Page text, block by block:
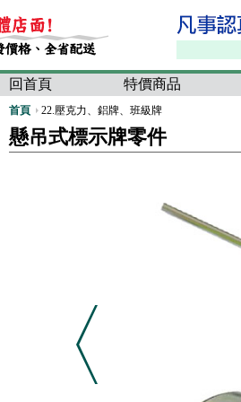
回首頁 特價商品
首頁 22.壓克力、鋁牌、班級牌
懸吊式標示牌零件